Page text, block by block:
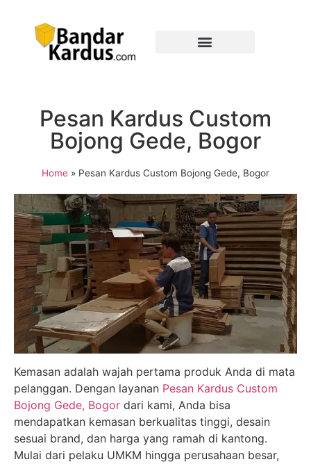
Pesan Kardus Custom
Bojong Gede, Bogor
Home » Pesan Kardus Custom Bojong Gede, Bogor
Kemasan adalah wajah pertama produk Anda di mata
pelanggan. Dengan layanan Pesan Kardus Custom
Bojong Gede, Bogor dari kami, Anda bisa
mendapatkan kemasan berkualitas tinggi, desain
sesuai brand, dan harga yang ramah di kantong.
Mulai dari pelaku UMKM hingga perusahaan besar,